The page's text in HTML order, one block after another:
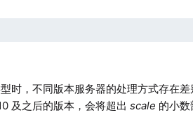
时，不同版本服务器的处理方式存在
及之后的版本，会将超出scale 的小数